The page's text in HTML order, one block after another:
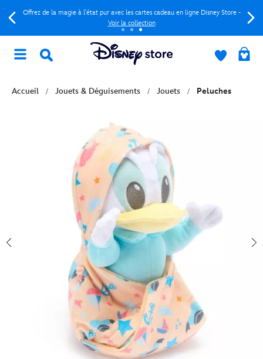
Offrez de la magie à l'état pur avec les cartes cadeau en ligne Disney Store -
Voir la collection
Accueil Jouets & Déguisements Jouets Peluches